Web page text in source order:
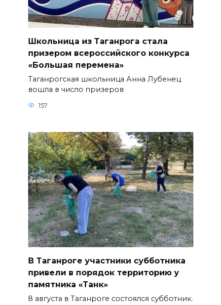
Школьница из Таганрога стала
призером всероссийского конкурса
«Большая перемена»
Таганрогская школьница Анна Лубенец
вошла в число призеров
157
В Таганроге участники субботника
привели в порядок территорию у
памятника «Танк»
8 августа в Таганроге состоялся субботник.